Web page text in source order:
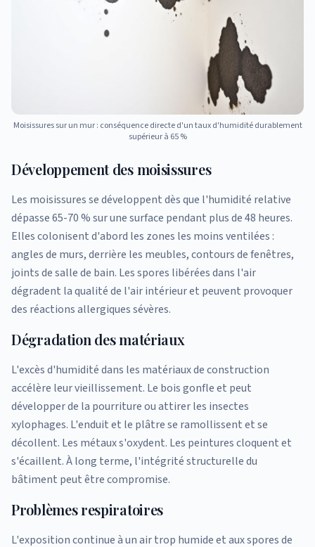
Moisissures sur un mur : conséquence directe d'un taux d'humidité durablement
supérieur à 65 %
Développement des moisissures
Les moisissures se développent dès que l'humidité relative
dépasse 65-70 % sur une surface pendant plus de 48 heures.
Elles colonisent d'abord les zones les moins ventilées :
angles de murs, derrière les meubles, contours de fenêtres,
joints de salle de bain. Les spores libérées dans l'air
dégradent la qualité de l'air intérieur et peuvent provoquer
des réactions allergiques sévères.
Dégradation des matériaux
L'excès d'humidité dans les matériaux de construction
accélère leur vieillissement. Le bois gonfle et peut
développer de la pourriture ou attirer les insectes
xylophages. L'enduit et le plâtre se ramollissent et se
décollent. Les métaux s'oxydent. Les peintures cloquent et
s'écaillent. À long terme, l'intégrité structurelle du
bâtiment peut être compromise.
Problèmes respiratoires
L'exposition continue à un air trop humide et aux spores de